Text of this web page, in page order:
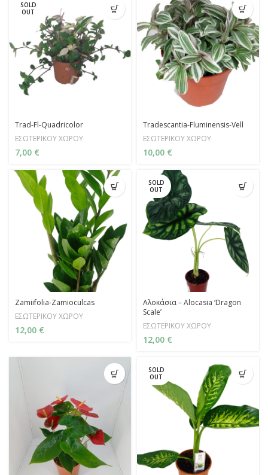
SOLD
OUT
Trad-Fl-Quadricolor
ΕΣΩΤΕΡΙΚΟΥ ΧΩΡΟΥ
7,00 €
Tradescantia-Fluminensis-Vell
ΕΣΩΤΕΡΙΚΟΥ ΧΩΡΟΥ
10,00 €
Zamiifolia-Zamioculcas
ΕΣΩΤΕΡΙΚΟΥ ΧΩΡΟΥ
12,00 €
SOLD
OUT
Αλοκάσια – Alocasia ‘Dragon
Scale’
ΕΣΩΤΕΡΙΚΟΥ ΧΩΡΟΥ
12,00 €
SOLD
OUT